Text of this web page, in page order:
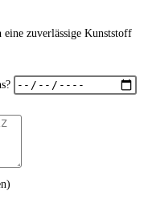
eine zuverlässige Kunststoff